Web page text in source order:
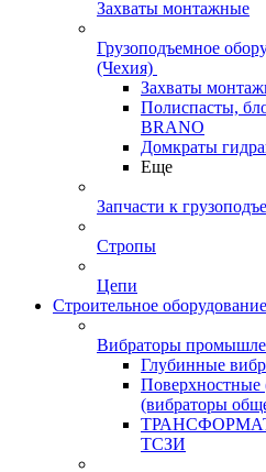
Захваты монтажные
Грузоподъемное
(Чехия)
Захваты
Полиспасты,
BRANO
Домкраты
Еще
Запчасти к
Стропы
Цепи
Строительное
Вибраторы
Глубинные
(вибраторы
ТСЗИ